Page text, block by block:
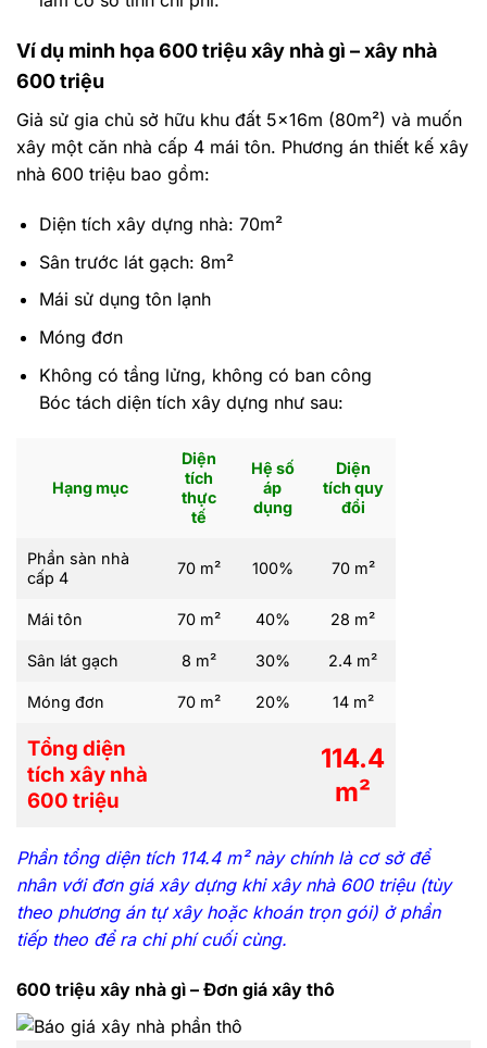
Ví dụ minh họa 600 triệu xây nhà gì – xây nhà
600 triệu
Giả sử gia chủ sở hữu khu đất 5x16m (80m²) và muốn
xây một căn nhà cấp 4 mái tôn. Phương án thiết kế xây
nhà 600 triệu bao gồm:
Diện tích xây dựng nhà: 70m²
Sân trước lát gạch: 8m²
Mái sử dụng tôn lạnh
Móng đơn
Không có tầng lửng, không có ban công
Bóc tách diện tích xây dựng như sau:
Hạng mục
Diện
tích
thực
tế
Hệ số
áp
dụng
Diện
tích quy
đổi
Phần sàn nhà
cấp 4
70 m² 100% 70 m²
Mái tôn 70 m² 40% 28 m²
Sân lát gạch 8 m² 30% 2.4 m²
Móng đơn 70 m² 20% 14 m²
Tổng diện
tích xây nhà
600 triệu
114.4
m²
Phần tổng diện tích 114.4 m² này chính là cơ sở để
nhân với đơn giá xây dựng khi xây nhà 600 triệu (tùy
theo phương án tự xây hoặc khoán trọn gói) ở phần
tiếp theo để ra chi phí cuối cùng.
600 triệu xây nhà gì – Đơn giá xây thô